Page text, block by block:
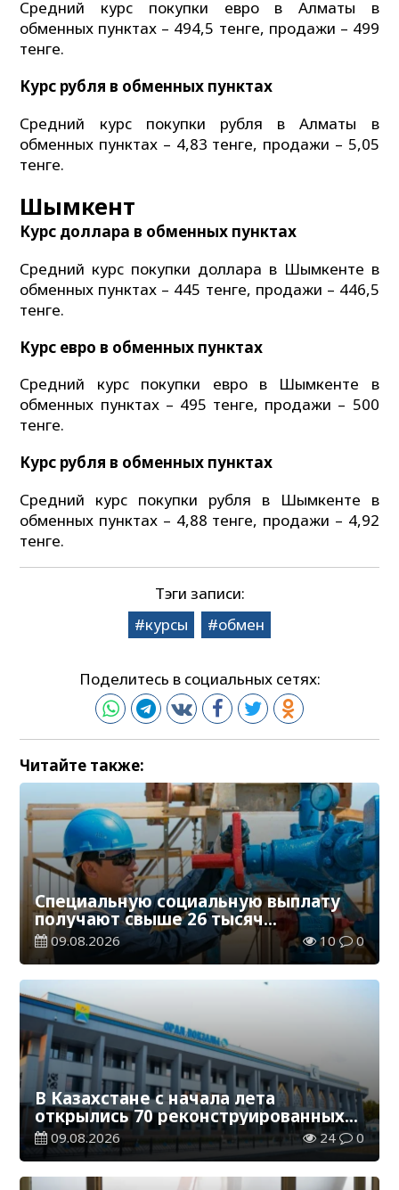
Средний курс покупки евро в Алматы в
обменных пунктах – 494,5 тенге, продажи – 499
тенге.
Курс рубля в обменных пунктах
Средний курс покупки рубля в Алматы в
обменных пунктах – 4,83 тенге, продажи – 5,05
тенге.
Шымкент
Курс доллара в обменных пунктах
Средний курс покупки доллара в Шымкенте в
обменных пунктах – 445 тенге, продажи – 446,5
тенге.
Курс евро в обменных пунктах
Средний курс покупки евро в Шымкенте в
обменных пунктах – 495 тенге, продажи – 500
тенге.
Курс рубля в обменных пунктах
Средний курс покупки рубля в Шымкенте в
обменных пунктах – 4,88 тенге, продажи – 4,92
тенге.
Тэги записи:
курсы
обмен
Поделитесь в социальных сетях:
Читайте также:
Специальную социальную выплату
получают свыше 26 тысяч
работников, занятых во вредных
условиях труда
09.08.2026 10 0
В Казахстане с начала лета
открылись 70 реконструированных
железнодорожных вокзалов
09.08.2026 24 0